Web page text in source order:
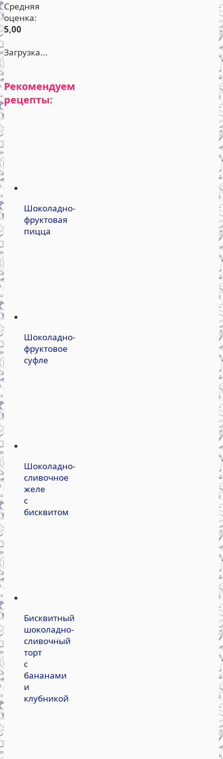
Средняя
оценка:
5,00
Загрузка...
Рекомендуем
рецепты:
Шоколадно-
фруктовая
пицца
Шоколадно-
фруктовое
суфле
Шоколадно-
сливочное
желе
с
бисквитом
Бисквитный
шоколадно-
сливочный
торт
с
бананами
и
клубникой